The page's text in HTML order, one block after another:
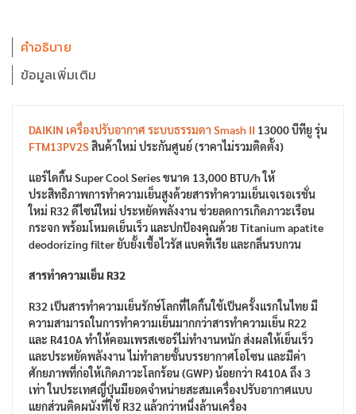
คำอธิบาย
ข้อมูลเพิ่มเติม
DAIKIN เครื่องปรับอากาศ ระบบธรรมดา Smash II 13000 บีทียู รุ่น
FTM13PV2Sสินค้าใหม่ ประกันศูนย์ (ราคาไม่รวมติดตั้ง)
แอร์ไดกิ้น Super Cool Series ขนาด 13,000 BTU/h ให้
ประสิทธิภาพการทำความเย็นสูงด้วยสารทำความเย็นเจเรอเรชั่น
ใหม่ R32 ดีไซน์ใหม่ ประหยัดพลังงาน ช่วยลดการเกิดภาวะเรือน
กระจก พร้อมโหมดเย็นเร็ว และปกป้องคุณด้วย Titanium apatite
deodorizing filter ยับยั้งเชื้อไวรัส แบคทีเรีย และกลิ่นรบกวน
สารทำความเย็น R32
R32 เป็นสารทำความเย็นรักษ์โลกที่ไดกิ้นใช้เป็นครั้งแรกในไทย มี
ความสามารถในการทำความเย็นมากกว่าสารทำความเย็น R22
และ R410A ทำให้คอมเพรสเซอร์ไม่ทำงานหนัก ส่งผลให้เย็นเร็ว
และประหยัดพลังงาน ไม่ทำลายชั้นบรรยากาศโอโซน และมีค่า
ศักยภาพที่ก่อให้เกิดภาวะโลกร้อน (GWP) น้อยกว่า R410A ถึง 3
เท่า ในประเทศญี่ปุ่นมียอดจำหน่ายสะสมเครื่องปรับอากาศแบบ
แยกส่วนติดผนังที่ใช้ R32 แล้วกว่าหนึ่งล้านเครื่อง